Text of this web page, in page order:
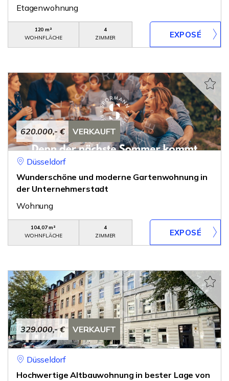
Etagenwohnung
120 m²
WOHNFLÄCHE
4
ZIMMER
620.000,- € VERKAUFT
Düsseldorf
Wunderschöne und moderne Gartenwohnung in
der Unternehmerstadt
Wohnung
104,07 m²
WOHNFLÄCHE
4
ZIMMER
329.000,- € VERKAUFT
Düsseldorf
Hochwertige Altbauwohnung in bester Lage von